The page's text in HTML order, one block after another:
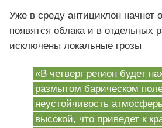
Уже в среду антициклон начнет
появятся облака и в отдельных
исключены локальные грозы
«В четверг регион будет
размытом барическом
неустойчивость
высокой, что приведет к